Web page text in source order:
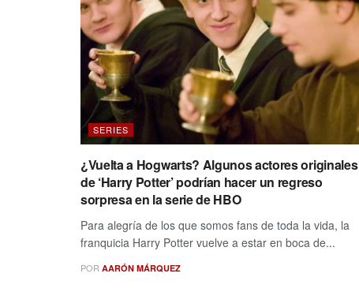
SERIES
¿Vuelta a Hogwarts? Algunos actores originales
de ‘Harry Potter’ podrían hacer un regreso
sorpresa en la serie de HBO
Para alegría de los que somos fans de toda la vida, la
franquicia Harry Potter vuelve a estar en boca de...
POR AARÓN MÁRQUEZ